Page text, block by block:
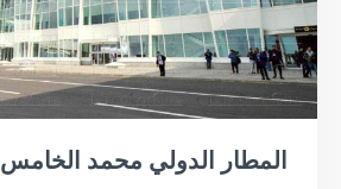
المطار الدولي محمد الخامس